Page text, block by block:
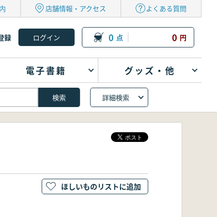
店舗情報・アクセス よくある質問
録 0 点 0 円
電子書籍 グッズ・他
詳細検索
ほしいものリストに追加